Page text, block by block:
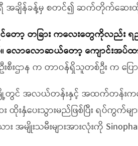
အချိန်ခန့်မှ စတင်၍ ဆက်တိုက်ဆေးထို
င်တော့ တခြား ကလေးတွေကိုလည်း
လောလောဆယ်တော့ ကျောင်းအပ်ထာ
ဦးစီးဌာန က တာဝန်ရှိသူတစ်ဦး က ပြ
းမြို့တွင် အလယ်တန်းနှင့် အထက်တန်းက
းနှံပေးသွားမည်ဖြစ်ပြီး ရပ်ကွက်
း အမျိုးသမီးများအားလုံးကို